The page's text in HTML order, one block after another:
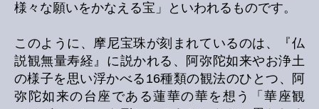
様々な願いをかなえる宝」といわれるものです。
このように、摩尼宝珠が刻まれているのは、『仏
説観無量寿経』に説かれる、阿弥陀如来やお浄土
の様子を思い浮かべる16種類の観法のひとつ、阿
弥陀如来の台座である蓮華の華を想う「華座観